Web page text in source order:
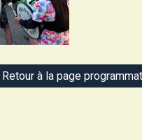
Retour à la page